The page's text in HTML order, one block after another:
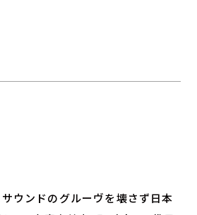
ウンドのグルーヴを壊さず日本